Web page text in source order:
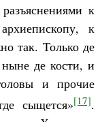
к
к
так. Только де
де кости, и
и прочие
сыщется»[17].